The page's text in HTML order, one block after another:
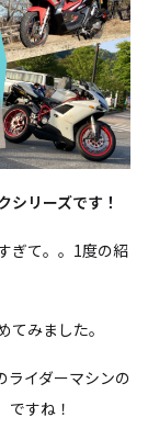
シリーズです！
ぎて。。1度の紹
みました。
ライダーマシンの
すね！